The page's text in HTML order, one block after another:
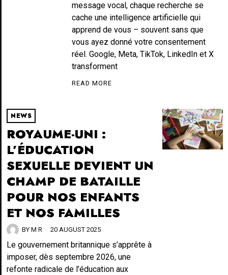
message vocal, chaque recherche se
cache une intelligence artificielle qui
apprend de vous – souvent sans que
vous ayez donné votre consentement
réel. Google, Meta, TikTok, LinkedIn et X
transforment
READ MORE
NEWS
ROYAUME-UNI :
L’ÉDUCATION
SEXUELLE DEVIENT UN
CHAMP DE BATAILLE
POUR NOS ENFANTS
ET NOS FAMILLES
BY M R 20 AUGUST 2025
Le gouvernement britannique s’apprête à
imposer, dès septembre 2026, une
refonte radicale de l’éducation aux